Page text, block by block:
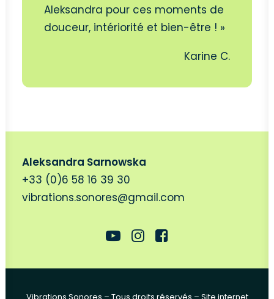
Aleksandra pour ces moments de
douceur, intériorité et bien-être ! »
Karine C.
Aleksandra Sarnowska
+33 (0)6 58 16 39 30
vibrations.sonores@gmail.com